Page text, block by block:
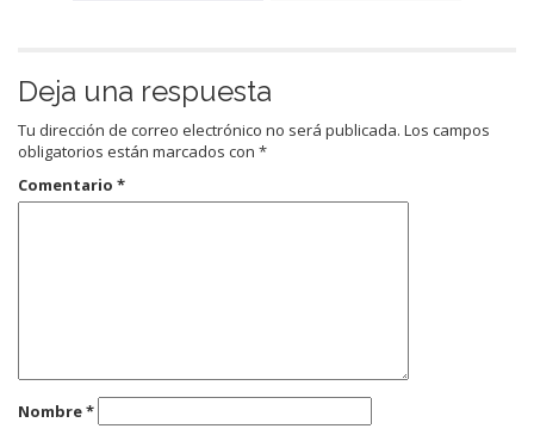
Deja una respuesta
Tu dirección de correo electrónico no será publicada. Los campos
obligatorios están marcados con *
Comentario *
Nombre*